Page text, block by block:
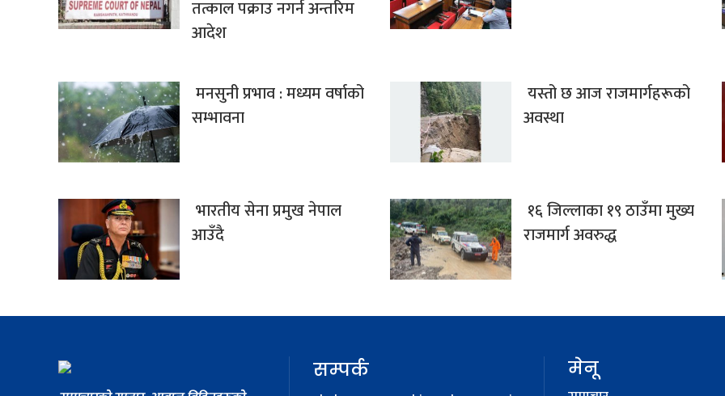
तत्काल पक्राउ नगर्न अन्तरिम
आदेश
मनसुनी प्रभाव : मध्यम वर्षाको
सम्भावना
यस्तो छ आज राजमार्गहरूको
अवस्था
भारतीय सेना प्रमुख नेपाल
आउँदै
१६ जिल्लाका १९ ठाउँमा मुख्य
राजमार्ग अवरुद्ध
सम्पर्क मेनू